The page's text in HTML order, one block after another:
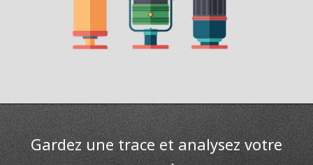
Gardez une trace et analysez votre